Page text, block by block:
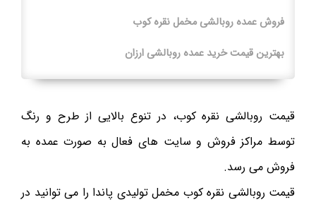
فروش عمده روبالشی مخمل نقره کوب
بهترین قیمت خرید عمده روبالشی ارزان
قیمت روبالشی نقره کوب، در تنوع بالایی از طرح و رنگ
توسط مراکز فروش و سایت های فعال به صورت عمده به
فروش می رسد.
قیمت روبالشی نقره کوب مخمل تولیدی پاندا را می توانید در